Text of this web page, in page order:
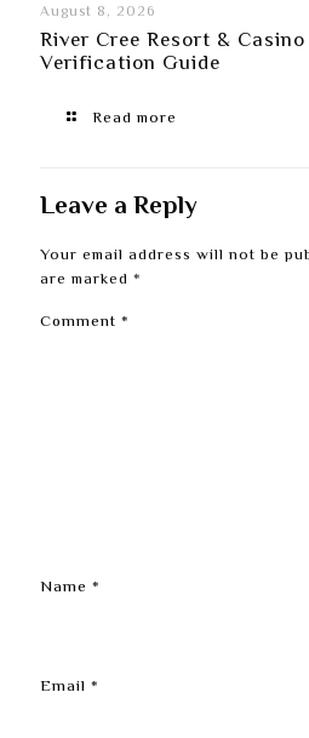
August 8, 2026
River Cree Resort &
Verification Guide
Read more
Leave a Reply
Your email address will not be
are marked *
Comment *
Name *
Email *